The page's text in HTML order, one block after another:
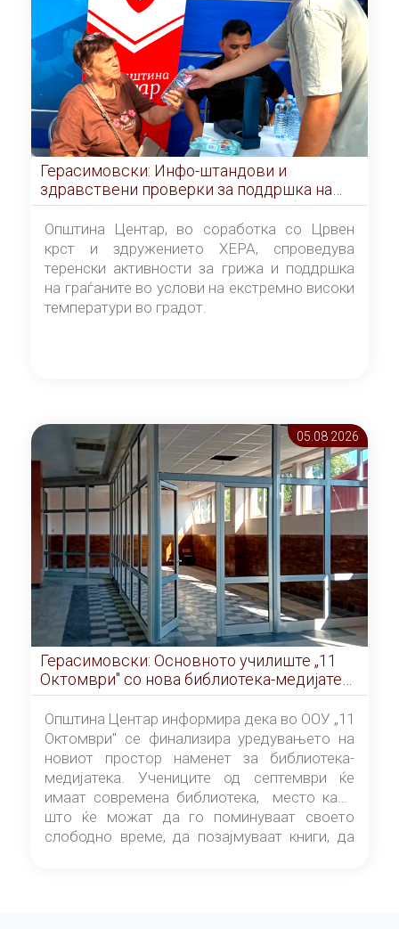
Герасимовски: Инфо-штандови и
здравствени проверки за поддршка на
граѓаните во услови на топлотен бран
Општина Центар, во соработка со Црвен
крст и здружението ХЕРА, спроведува
теренски активности за грижа и поддршка
на граѓаните во услови на екстремно високи
температури во градот.
05.08 2026
Герасимовски: Основното училиште „11
Октомври" со нова библиотека-медијатека
од септември
Општина Центар информира дека во ООУ „11
Октомври" се финализира уредувањето на
новиот простор наменет за библиотека-
медијатека. Учениците од септември ќе
имаат современа библиотека, место каде
што ќе можат да го поминуваат своето
слободно време, да позајмуваат книги, да